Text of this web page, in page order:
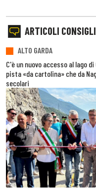
ARTICOLI
ALTO GARDA
C'è un nuovo accesso al lago
pista «da cartolina» che da
secolari